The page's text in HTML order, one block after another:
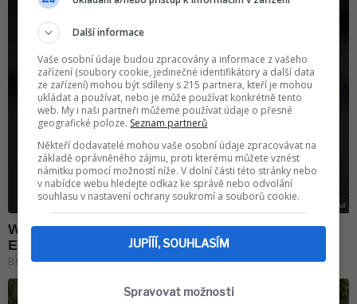
Další informace
Vaše osobní údaje budou zpracovány a informace z vašeho
zařízení (soubory cookie, jedinečné identifikátory a další data
ze zařízení) mohou být sdíleny s 215 partnera, kteří je mohou
ukládat a používat, nebo je může používat konkrétně tento
web. My i naši partneři můžeme používat údaje o přesné
geografické poloze. Seznam partnerů
Někteří dodavatelé mohou vaše osobní údaje zpracovávat na
základě oprávněného zájmu, proti kterému můžete vznést
námitku pomocí možností níže. V dolní části této stránky nebo
v nabídce webu hledejte odkaz ke správě nebo odvolání
souhlasu v nastavení ochrany soukromí a souborů cookie.
JUPÍÍÍ, SOUHLASÍM
Spravovat možnosti